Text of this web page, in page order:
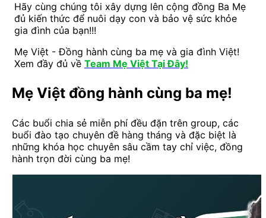
Hãy cùng chúng tôi xây dựng lên cộng đồng Ba Mẹ
đủ kiến thức để nuôi dạy con và bảo vệ sức khỏe
gia đình của bạn!!!
Mẹ Việt - Đồng hành cùng ba mẹ và gia đình Việt!
Xem đầy đủ về Team Mẹ Việt Tại Đây!
Mẹ Việt đồng hành cùng ba mẹ!
Các buổi chia sẻ miễn phí đều đặn trên group, các
buổi đào tạo chuyên đề hàng tháng và đặc biệt là
những khóa học chuyên sâu cầm tay chỉ việc, đồng
hành trọn đời cùng ba mẹ!